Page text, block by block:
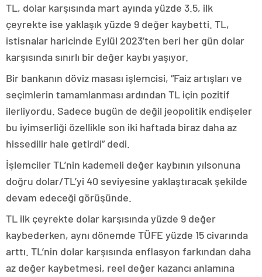
TL, dolar karşısında mart ayında yüzde 3.5, ilk
çeyrekte ise yaklaşık yüzde 9 değer kaybetti. TL,
istisnalar haricinde Eylül 2023’ten beri her gün dolar
karşısında sınırlı bir değer kaybı yaşıyor.
Bir bankanın döviz masası işlemcisi, “Faiz artışları ve
seçimlerin tamamlanması ardından TL için pozitif
ilerliyordu. Sadece bugün de değil jeopolitik endişeler
bu iyimserliği özellikle son iki haftada biraz daha az
hissedilir hale getirdi” dedi.
İşlemciler TL’nin kademeli değer kaybının yılsonuna
doğru dolar/TL’yi 40 seviyesine yaklaştıracak şekilde
devam edeceği görüşünde.
TL ilk çeyrekte dolar karşısında yüzde 9 değer
kaybederken, aynı dönemde TÜFE yüzde 15 civarında
arttı. TL’nin dolar karşısında enflasyon farkından daha
az değer kaybetmesi, reel değer kazancı anlamına